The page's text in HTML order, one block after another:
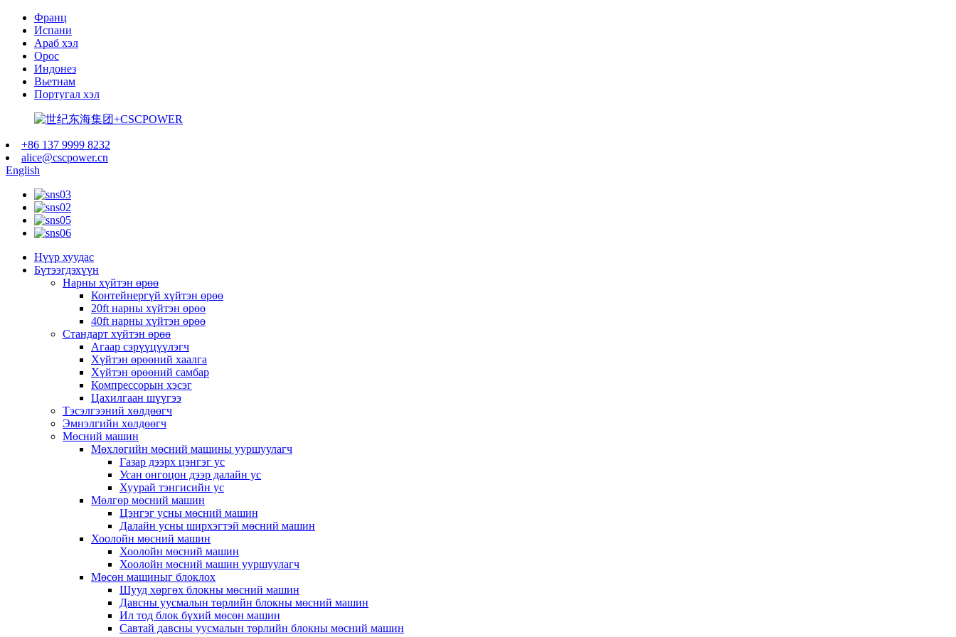
Франц
Испани
Араб хэл
Орос
Индонез
Вьетнам
Португал хэл
+86 137 9999 8232
alice@cscpower.cn
English
Нүүр хуудас
Бүтээгдэхүүн
Нарны хүйтэн өрөө
Контейнергүй хүйтэн өрөө
20ft нарны хүйтэн өрөө
40ft нарны хүйтэн өрөө
Стандарт хүйтэн өрөө
Агаар сэрүүцүүлэгч
Хүйтэн өрөөний хаалга
Хүйтэн өрөөний самбар
Компрессорын хэсэг
Цахилгаан шүүгээ
Тэсэлгээний хөлдөөгч
Эмнэлгийн хөлдөөгч
Мөсний машин
Мөхлөгийн мөсний машины ууршуулагч
Газар дээрх цэнгэг ус
Усан онгоцон дээр далайн ус
Хуурай тэнгисийн ус
Мөлгөр мөсний машин
Цэнгэг усны мөсний машин
Далайн усны ширхэгтэй мөсний машин
Хоолойн мөсний машин
Хоолойн мөсний машин
Хоолойн мөсний машин ууршуулагч
Мөсөн машиныг блоклох
Шууд хөргөх блокны мөсний машин
Давсны уусмалын төрлийн блокны мөсний машин
Ил тод блок бүхий мөсөн машин
Савтай давсны уусмалын төрлийн блокны мөсний машин